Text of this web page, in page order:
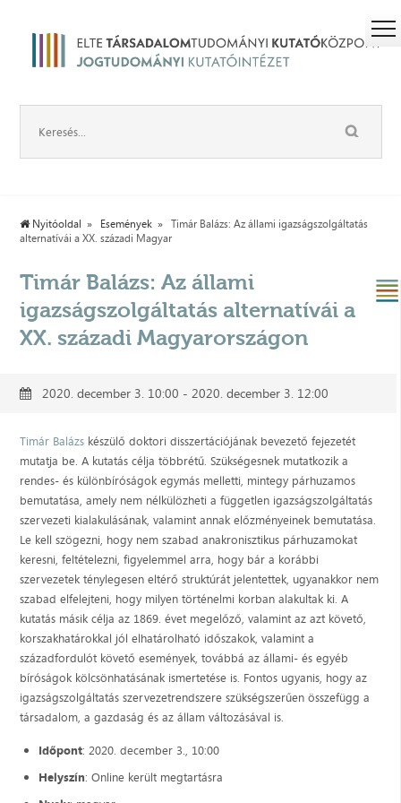
Nyitóoldal Események
Timár Balázs: Az állami igazságszolgáltatás
alternatívái a XX. századi Magyar
Timár Balázs: Az állami
igazságszolgáltatás alternatívái a
XX. századi Magyarországon
2020. december 3. 10:00 - 2020. december 3. 12:00
Timár Balázs készülő doktori disszertációjának bevezető fejezetét
mutatja be. A kutatás célja többrétű. Szükségesnek mutatkozik a
rendes- és különbíróságok egymás melletti, mintegy párhuzamos
bemutatása, amely nem nélkülözheti a független igazságszolgáltatás
szervezeti kialakulásának, valamint annak előzményeinek bemutatása.
Le kell szögezni, hogy nem szabad anakronisztikus párhuzamokat
keresni, feltételezni, figyelemmel arra, hogy bár a korábbi
szervezetek ténylegesen eltérő struktúrát jelentettek, ugyanakkor nem
szabad elfelejteni, hogy milyen történelmi korban alakultak ki. A
kutatás másik célja az 1869. évet megelőző, valamint az azt követő,
korszakhatárokkal jól elhatárolható időszakok, valamint a
századfordulót követő események, továbbá az állami- és egyéb
bíróságok kölcsönhatásának ismertetése is. Fontos ugyanis, hogy az
igazságszolgáltatás szervezetrendszere szükségszerűen összefügg a
társadalom, a gazdaság és az állam változásával is.
Időpont: 2020. december 3., 10:00
Helyszín: Online került megtartásra